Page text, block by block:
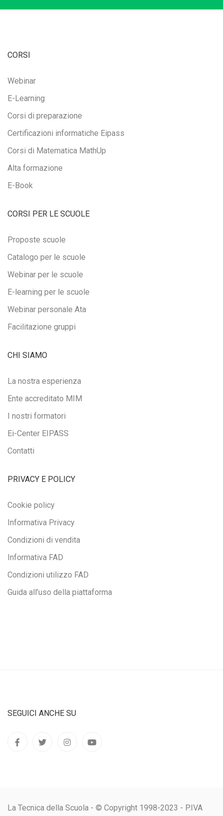
CORSI
Webinar
E-Learning
Corsi di preparazione
Certificazioni informatiche Eipass
Corsi di Matematica MathUp
Alta formazione
E-Book
CORSI PER LE SCUOLE
Proposte scuole
Catalogo per le scuole
Webinar per le scuole
E-learning per le scuole
Webinar personale Ata
Facilitazione gruppi
CHI SIAMO
La nostra esperienza
Ente accreditato MIM
I nostri formatori
Ei-Center EIPASS
Contatti
PRIVACY E POLICY
Cookie policy
Informativa Privacy
Condizioni di vendita
Informativa FAD
Condizioni utilizzo FAD
Guida all’uso della piattaforma
SEGUICI ANCHE SU
La Tecnica della Scuola - © Copyright 1998-2023 - P.IVA